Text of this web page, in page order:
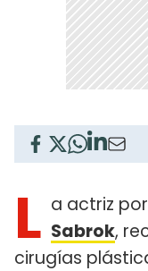
L a actriz
Sabrok,
cirugías